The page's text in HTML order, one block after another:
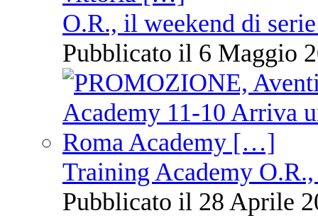
O.R., il weekend di
Pubblicato il 6 Maggio
Training Academy
Pubblicato il 28 Aprile